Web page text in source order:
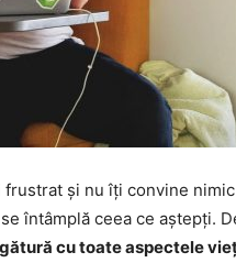
și nu îți convine
întâmplă ceea ce aștepți.
cu toate aspectele